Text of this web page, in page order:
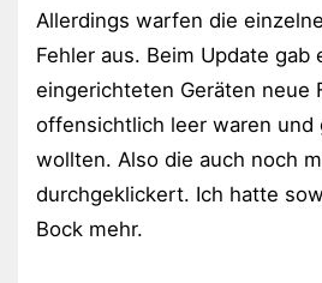
Allerdings warfen die
Fehler aus. Beim Update gab
eingerichteten Geräten neue
offensichtlich leer waren und
wollten. Also die auch noch
durchgeklickert. Ich hatte
Bock mehr.